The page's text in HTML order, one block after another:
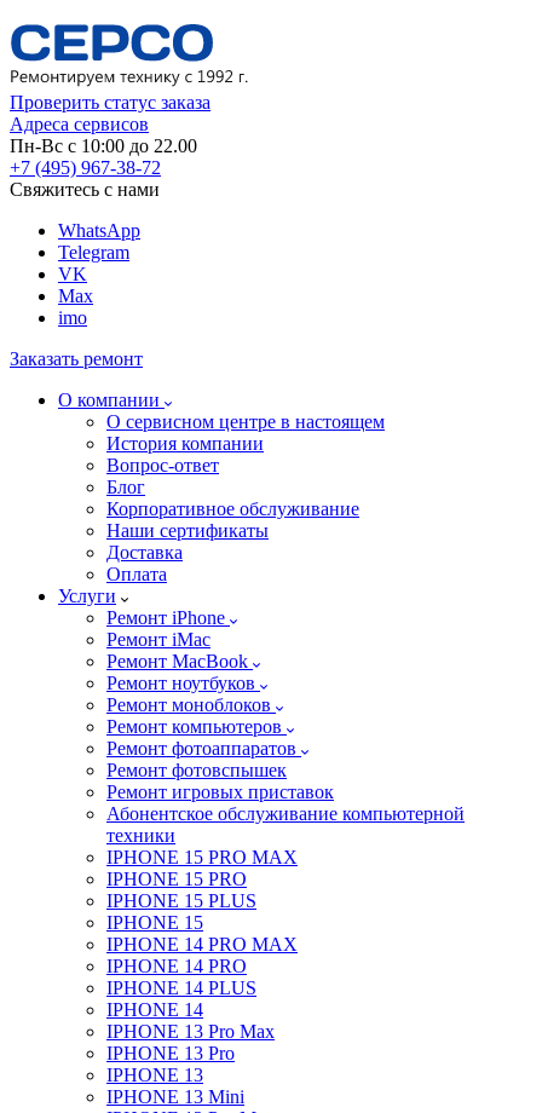
Проверить статус заказа
Адреса сервисов
Пн-Вс с 10:00 до 22.00
+7 (495) 967-38-72
Свяжитесь с нами
WhatsApp
Telegram
VK
Max
imo
Заказать ремонт
О компании
О сервисном центре в настоящем
История компании
Вопрос-ответ
Блог
Корпоративное обслуживание
Наши сертификаты
Доставка
Оплата
Услуги
Ремонт iPhone
Ремонт iMac
Ремонт MacBook
Ремонт ноутбуков
Ремонт моноблоков
Ремонт компьютеров
Ремонт фотоаппаратов
Ремонт фотовспышек
Ремонт игровых приставок
Абонентское обслуживание компьютерной
техники
IPHONE 15 PRO MAX
IPHONE 15 PRO
IPHONE 15 PLUS
IPHONE 15
IPHONE 14 PRO MAX
IPHONE 14 PRO
IPHONE 14 PLUS
IPHONE 14
IPHONE 13 Pro Max
IPHONE 13 Pro
IPHONE 13
IPHONE 13 Mini